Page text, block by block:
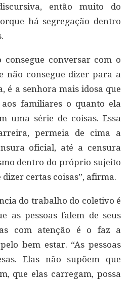
então muito do
há segregação dentro
conversar com o
não consegue dizer para a
é a senhora mais idosa que
familiares o quanto ela
uma série de coisas. Essa
permeia de cima a
oficial, até a censura
dentro do próprio sujeito
certas coisas”, afirma.
do trabalho do coletivo é
as pessoas falem de seus
com atenção é o faz a
bem estar. “As pessoas
Elas não supõem que
que elas carregam, possa